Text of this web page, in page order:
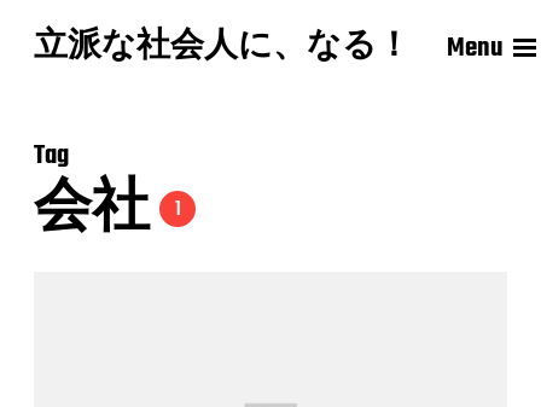
立派な社会人に、なる！ Menu
Tag
会社 1